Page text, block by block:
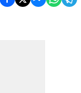
وليد جنبلاط